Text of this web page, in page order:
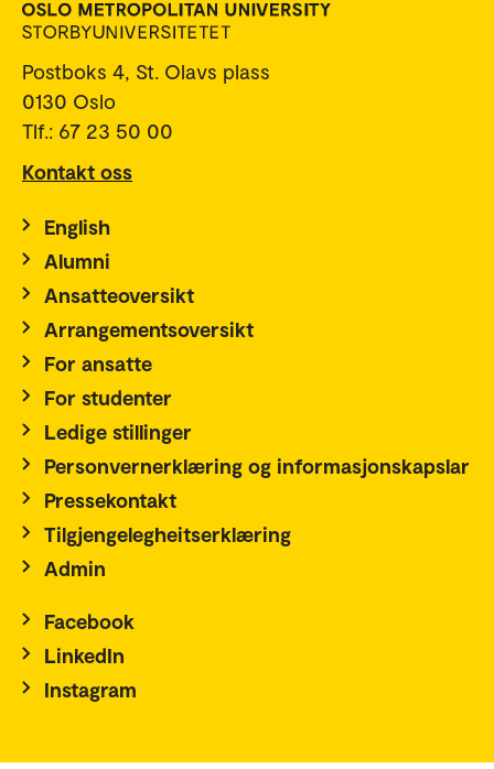
Postboks 4, St. Olavs plass
0130 Oslo
Tlf.: 67 23 50 00
Kontakt oss
English
Alumni
Ansatteoversikt
Arrangementsoversikt
For ansatte
For studenter
Ledige stillinger
Personvernerklæring og informasjonskapslar
Pressekontakt
Tilgjengelegheitserklæring
Admin
Facebook
LinkedIn
Instagram